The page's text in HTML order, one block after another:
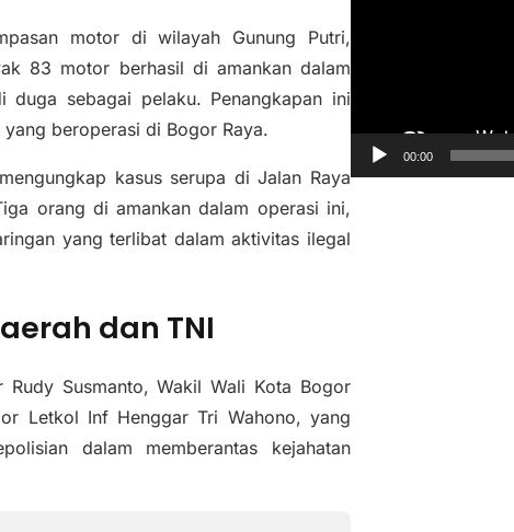
motor di wilayah Gunung Putri,
83 motor berhasil di amankan dalam
sebagai pelaku. Penangkapan ini
beroperasi di Bogor Raya.
kasus serupa di Jalan Raya
orang di amankan dalam operasi ini,
yang terlibat dalam aktivitas ilegal
dan TNI
Susmanto, Wakil Wali Kota Bogor
Letkol Inf Henggar Tri Wahono, yang
dalam memberantas kejahatan
a
i
d
e
00:00